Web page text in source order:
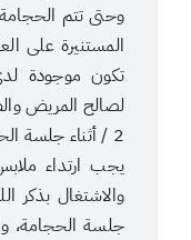
وحتى تتم
المستنيرة على
تكون موجودة
لصالح المريض
2 / أثناء جلسة الحجامة :
يجب ارتداء
والاشتغال بذكر
جلسة الحجامة،